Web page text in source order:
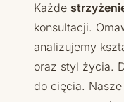
Każde
konsultacji.
analizujemy
oraz styl życia.
do cięcia.